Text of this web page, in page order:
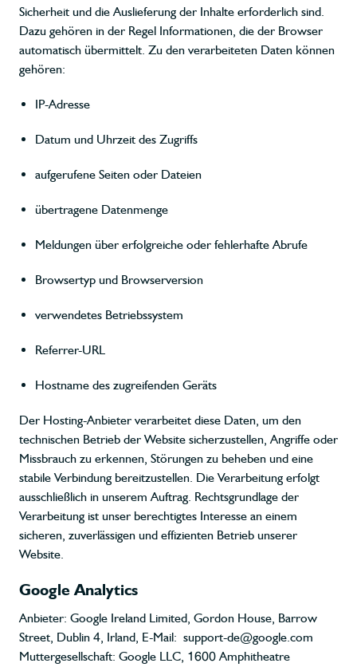
Sicherheit und die Auslieferung der Inhalte erforderlich sind.
Dazu gehören in der Regel Informationen, die der Browser
automatisch übermittelt. Zu den verarbeiteten Daten können
gehören:
IP-Adresse
Datum und Uhrzeit des Zugriffs
aufgerufene Seiten oder Dateien
übertragene Datenmenge
Meldungen über erfolgreiche oder fehlerhafte Abrufe
Browsertyp und Browserversion
verwendetes Betriebssystem
Referrer-URL
Hostname des zugreifenden Geräts
Der Hosting-Anbieter verarbeitet diese Daten, um den
technischen Betrieb der Website sicherzustellen, Angriffe oder
Missbrauch zu erkennen, Störungen zu beheben und eine
stabile Verbindung bereitzustellen. Die Verarbeitung erfolgt
ausschließlich in unserem Auftrag. Rechtsgrundlage der
Verarbeitung ist unser berechtigtes Interesse an einem
sicheren, zuverlässigen und effizienten Betrieb unserer
Website.
Google Analytics
Anbieter: Google Ireland Limited, Gordon House, Barrow
Street, Dublin 4, Irland, E-Mail: support-de@google.com
Muttergesellschaft: Google LLC, 1600 Amphitheatre